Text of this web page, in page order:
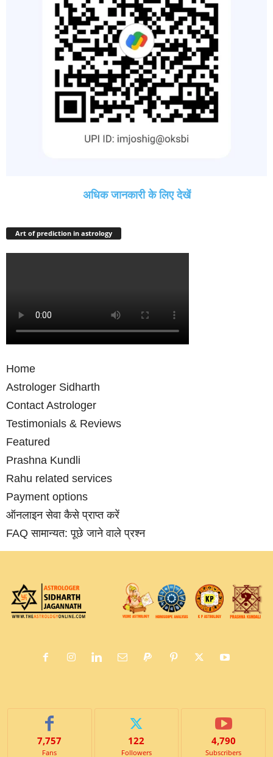
अधिक जानकारी के लिए देखें
Art of prediction in astrology
Home
Astrologer Sidharth
Contact Astrologer
Testimonials & Reviews
Featured
Prashna Kundli
Rahu related services
Payment options
ऑनलाइन सेवा कैसे प्राप्‍त करें
FAQ सामान्‍यत: पूछे जाने वाले प्रश्‍न
7,757
Fans
122
Followers
4,790
Subscribers